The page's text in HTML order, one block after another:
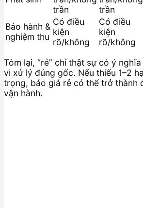
trần
trần
Bảo hành &
nghiệm thu
Có điều
kiện
rõ/không
Có điều
kiện
rõ/không
Tóm lại, “rẻ” chỉ thật sự có ý
vi xử lý đúng gốc. Nếu thiếu 1–2
trọng, báo giá rẻ có thể trở thành
vận hành.